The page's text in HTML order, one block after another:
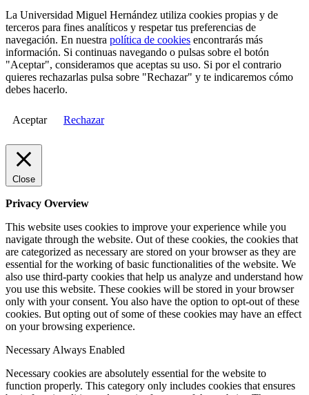
La Universidad Miguel Hernández utiliza cookies propias y de
terceros para fines analíticos y respetar tus preferencias de
navegación. En nuestra política de cookies encontrarás más
información. Si continuas navegando o pulsas sobre el botón
"Aceptar", consideramos que aceptas su uso. Si por el contrario
quieres rechazarlas pulsa sobre "Rechazar" y te indicaremos cómo
debes hacerlo.
Aceptar Rechazar
Close
Privacy Overview
This website uses cookies to improve your experience while you
navigate through the website. Out of these cookies, the cookies that
are categorized as necessary are stored on your browser as they are
essential for the working of basic functionalities of the website. We
also use third-party cookies that help us analyze and understand how
you use this website. These cookies will be stored in your browser
only with your consent. You also have the option to opt-out of these
cookies. But opting out of some of these cookies may have an effect
on your browsing experience.
Necessary Always Enabled
Necessary cookies are absolutely essential for the website to
function properly. This category only includes cookies that ensures